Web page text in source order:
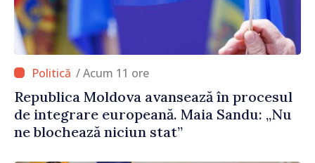
/ Acum 11 ore
Republica Moldova avansează în procesul
de integrare europeană. Maia Sandu: „Nu
ne blochează niciun stat”